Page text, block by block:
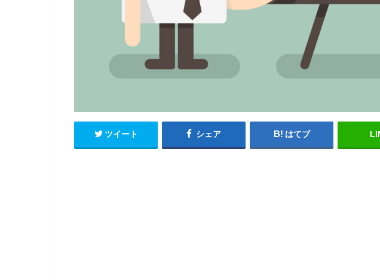
ツイート シェア はてブ